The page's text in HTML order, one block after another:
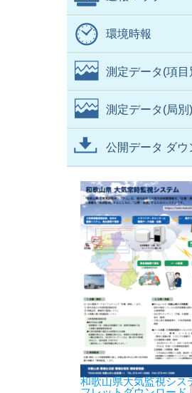
環境時報
測定データ(項目
測定データ(局別)
公開データ ダウ
和歌山県大気監視シス